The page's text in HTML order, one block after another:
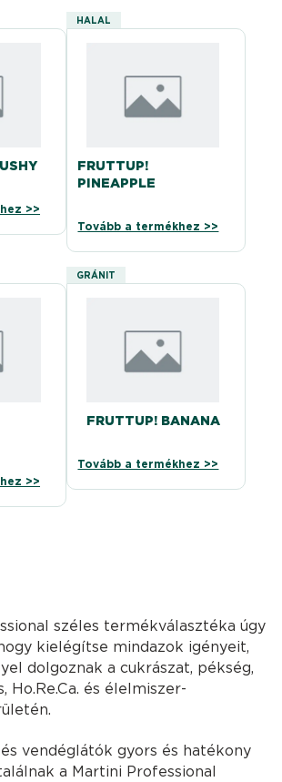
>>
HALAL
FRUTTUP!
PINEAPPLE
Tovább a termékhez >>
>>
GRÁNIT
FRUTTUP! BANANA
Tovább a termékhez >>
széles termékválasztéka úgy
kielégítse mindazok igényeit,
dolgoznak a cukrászat, pékség,
Ho.Re.Ca. és élelmiszer-
vendéglátók gyors és hatékony
a Martini Professional